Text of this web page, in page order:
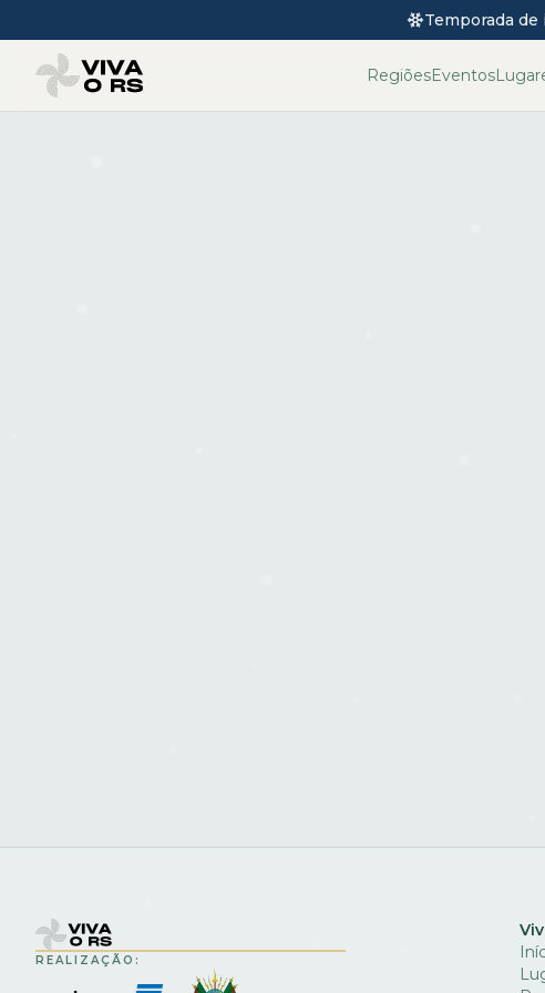
Temporada
RegiõesEventos
REALIZAÇÃO: